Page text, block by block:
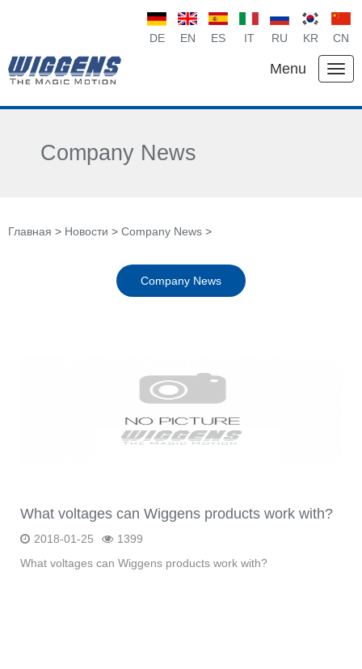
DE EN ES IT RU KR CN
Menu
Company News
Главная > Новости > Company News >
Company News
What voltages can Wiggens products work with?
2018-01-25
1399
What voltages can Wiggens products work with?